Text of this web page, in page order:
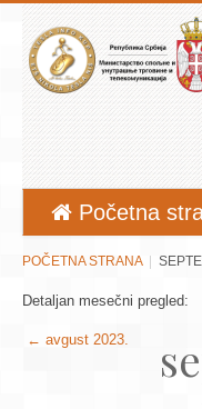
Početna
Aktuelnosti
Jezik
Prijava
POČETNA STRANA
Detaljan mesečni pregled:
← avgust 2023.